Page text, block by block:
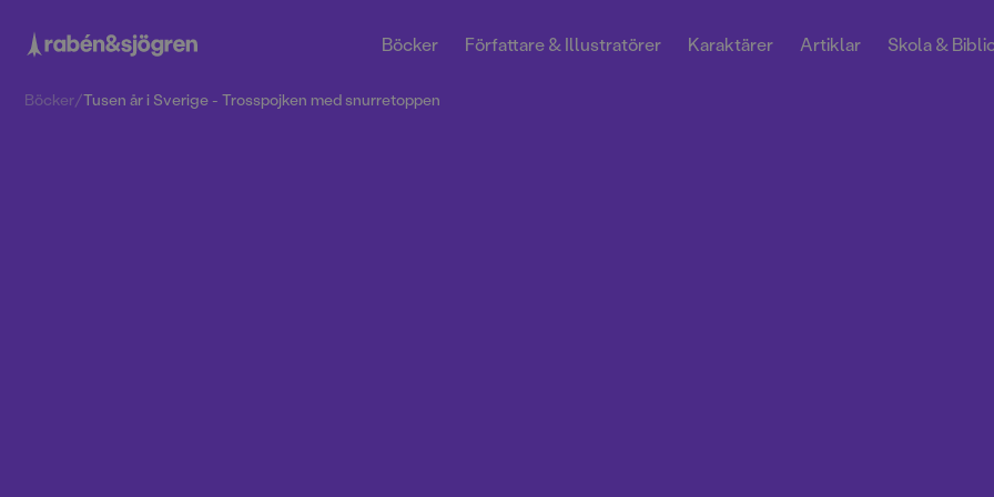
Böcker Författare & Illustratörer Karaktärer Artiklar Skola &
Böcker/Tusen år i Sverige - Trosspojken med snurretoppen